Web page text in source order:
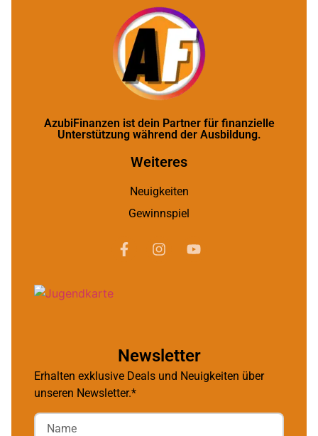
AzubiFinanzen ist dein Partner für finanzielle
Unterstützung während der Ausbildung.
Weiteres
Neuigkeiten
Gewinnspiel
Newsletter
Erhalten exklusive Deals und Neuigkeiten über
unseren Newsletter.*